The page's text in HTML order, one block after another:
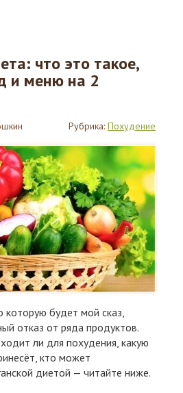
что это такое,
и меню на 2
Рубрика: Похудение
которую будет мой сказ,
отказ от ряда продуктов.
ли для похудения, какую
кто может
диетой — читайте ниже.